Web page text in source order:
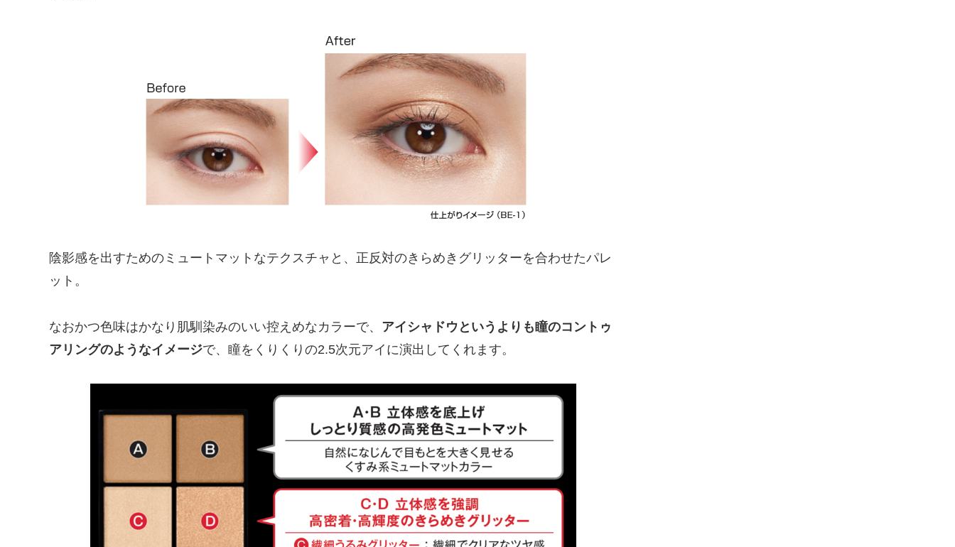
陰影感を出すためのミュートマットなテクスチャと、正反対のきらめきグリッターを合わせたパレ
ット。
なおかつ色味はかなり肌馴染みのいい控えめなカラーで、 アイシャドウというよりも瞳のコントゥ
アリングのようなイメージで、瞳をくりくりの2.5次元アイに演出してくれます。